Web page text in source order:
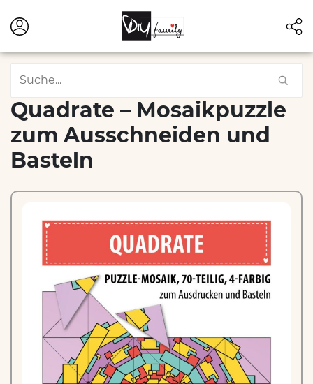
Quadrate – Mosaikpuzzle
zum Ausschneiden und
Basteln